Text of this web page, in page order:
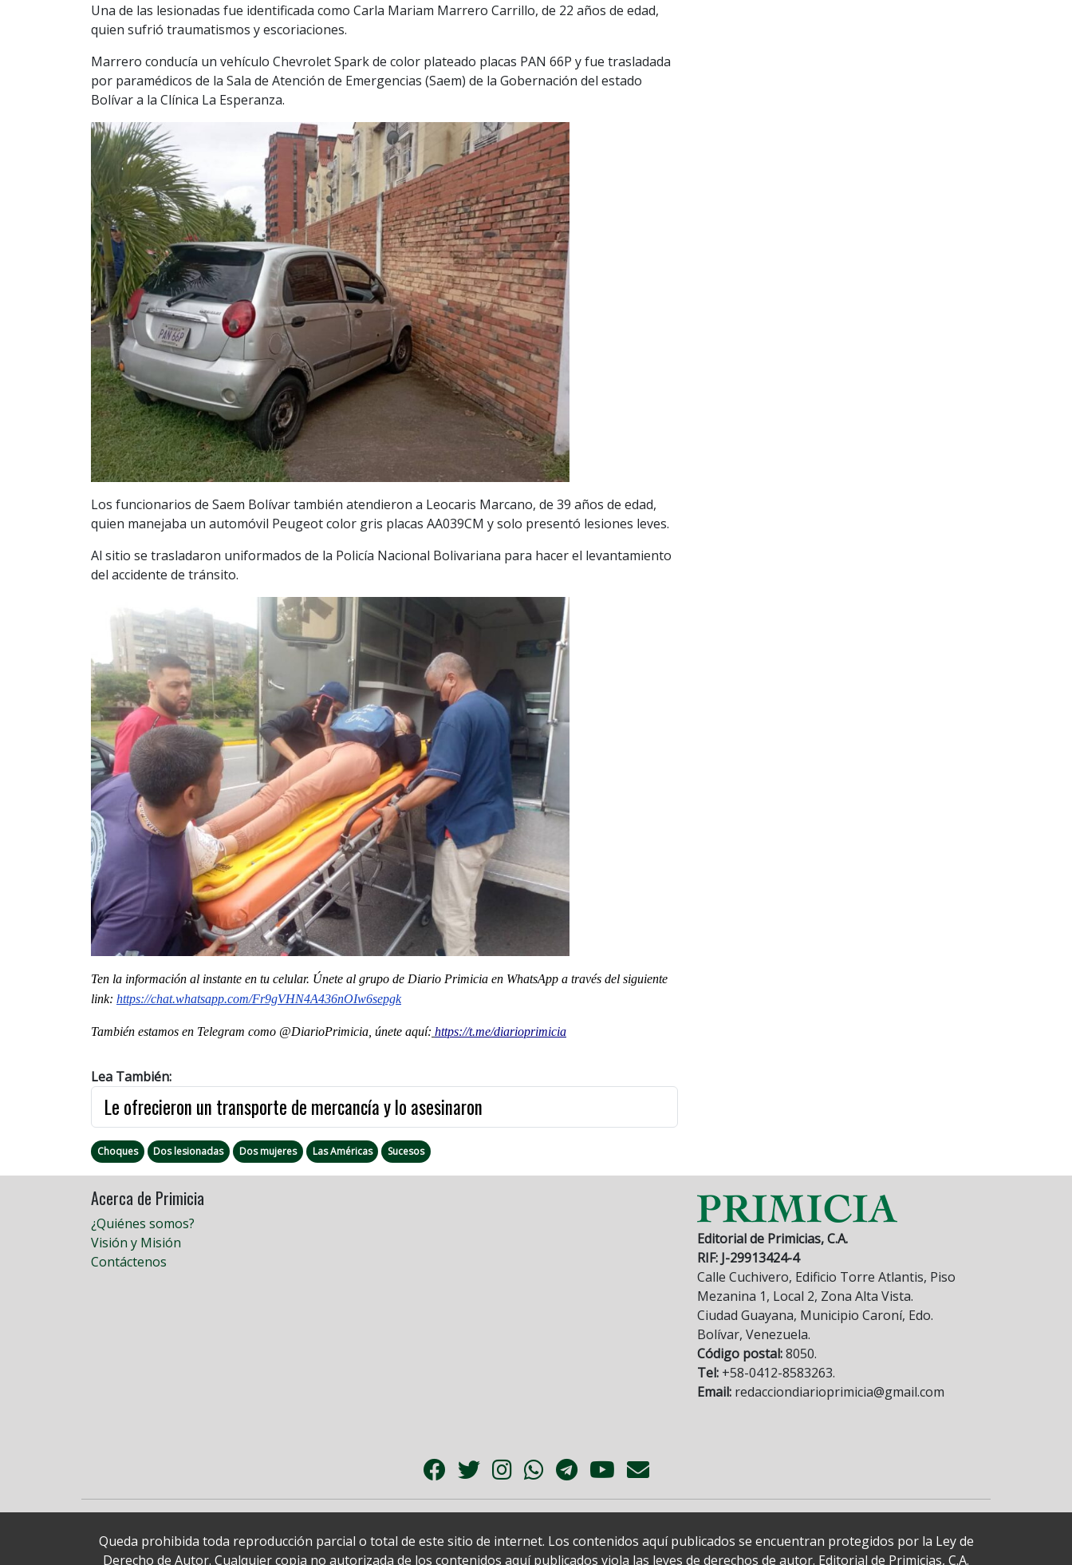
Una de las lesionadas fue identificada como Carla Mariam Marrero Carrillo, de 22 años de edad,
quien sufrió traumatismos y escoriaciones.
Marrero conducía un vehículo Chevrolet Spark de color plateado placas PAN 66P y fue trasladada
por paramédicos de la Sala de Atención de Emergencias (Saem) de la Gobernación del estado
Bolívar a la Clínica La Esperanza.
Los funcionarios de Saem Bolívar también atendieron a Leocaris Marcano, de 39 años de edad,
quien manejaba un automóvil Peugeot color gris placas AA039CM y solo presentó lesiones leves.
Al sitio se trasladaron uniformados de la Policía Nacional Bolivariana para hacer el levantamiento
del accidente de tránsito.
Ten la información al instante en tu celular. Únete al grupo de Diario Primicia en WhatsApp a través del siguiente
link: https://chat.whatsapp.com/Fr9gVHN4A436nOIw6sepgk
También estamos en Telegram como @DiarioPrimicia, únete aquí: https://t.me/diarioprimicia
Lea También:
Le ofrecieron un transporte de mercancía y lo asesinaron
Choques Dos lesionadas Dos mujeres Las Américas Sucesos
Acerca de Primicia
¿Quiénes somos?
Visión y Misión
Contáctenos
Editorial de Primicias, C.A.
RIF: J-29913424-4
Calle Cuchivero, Edificio Torre Atlantis, Piso
Mezanina 1, Local 2, Zona Alta Vista.
Ciudad Guayana, Municipio Caroní, Edo.
Bolívar, Venezuela.
Código postal:8050.
Tel: +58-0412-8583263.
Email: redacciondiarioprimicia@gmail.com
Queda prohibida toda reproducción parcial o total de este sitio de internet. Los contenidos aquí publicados se encuentran protegidos por la Ley de
Derecho de Autor. Cualquier copia no autorizada de los contenidos aquí publicados viola las leyes de derechos de autor. Editorial de Primicias, C.A.